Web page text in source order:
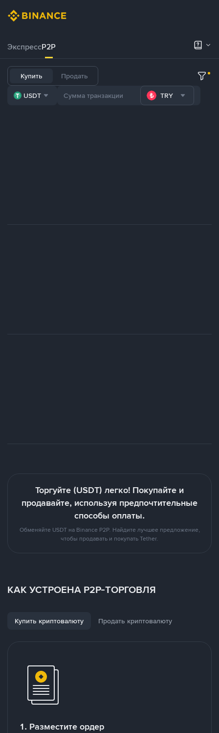
ЭкспрессP2P
Купить Продать
USDT TRY
Торгуйте (USDT) легко! Покупайте и
продавайте, используя предпочтительные
способы оплаты.
Обменяйте USDT на Binance P2P. Найдите лучшее предложение,
чтобы продавать и покупать Tether.
КАК УСТРОЕНА P2P-ТОРГОВЛЯ
Купить криптовалюту Продать криптовалюту
1. Разместите ордер